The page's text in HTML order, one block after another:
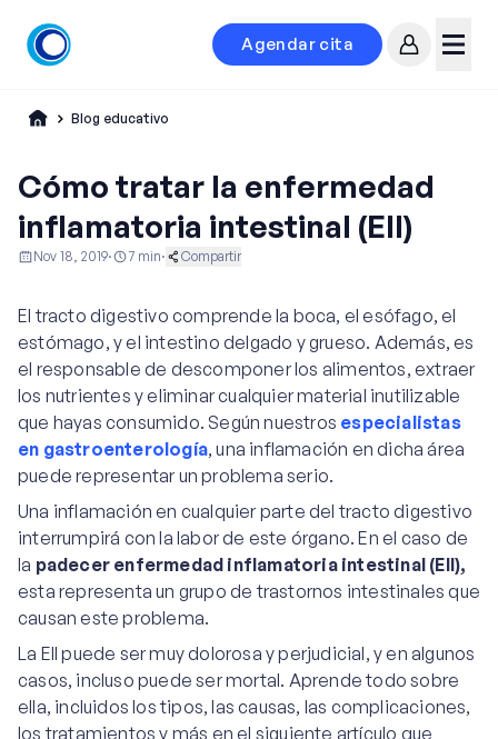
Agendar cita
Blog educativo
Cómo tratar la enfermedad
inflamatoria intestinal (EII)
Nov 18, 2019· 7 min· Compartir
Gastroenterología
Ginecología y Obstetricia
Vida Saludable
El tracto digestivo comprende la boca, el esófago, el
estómago, y el intestino delgado y grueso. Además, es
el responsable de descomponer los alimentos, extraer
los nutrientes y eliminar cualquier material inutilizable
que hayas consumido. Según nuestros especialistas
en gastroenterología, una inflamación en dicha área
puede representar un problema serio.
Una inflamación en cualquier parte del tracto digestivo
interrumpirá con la labor de este órgano. En el caso de
la padecer enfermedad inflamatoria intestinal (EII),
esta representa un grupo de trastornos intestinales que
causan este problema.
La EII puede ser muy dolorosa y perjudicial, y en algunos
casos, incluso puede ser mortal. Aprende todo sobre
ella, incluidos los tipos, las causas, las complicaciones,
los tratamientos y más en el siguiente artículo que